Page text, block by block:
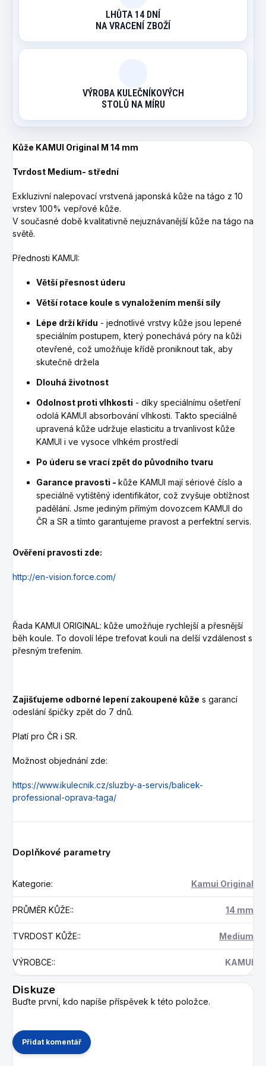
LHŮTA 14 DNÍ
NA VRACENÍ ZBOŽÍ
VÝROBA KULEČNÍKOVÝCH
STOLŮ NA MÍRU
Kůže KAMUI Original M 14 mm
Tvrdost Medium- střední
Exkluzivní nalepovací vrstvená japonská kůže na tágo z 10
vrstev 100% vepřové kůže.
V současné době kvalitativně nejuznávanější kůže na tágo na
světě.
Přednosti KAMUI:
Větší přesnost úderu
Větší rotace koule s vynaložením menší síly
Lépe drží křídu - jednotlivé vrstvy kůže jsou lepené
speciálním postupem, který ponechává póry na kůži
otevřené, což umožňuje křídě proniknout tak, aby
skutečně držela
Dlouhá životnost
Odolnost proti vlhkosti - díky speciálnímu ošetření
odolá KAMUI absorbování vlhkosti. Takto speciálně
upravená kůže udržuje elasticitu a trvanlivost kůže
KAMUI i ve vysoce vlhkém prostředí
Po úderu se vrací zpět do původního tvaru
Garance pravosti - kůže KAMUI mají sériové číslo a
speciálně vytištěný identifikátor, což zvyšuje obtížnost
padělání. Jsme jediným přímým dovozcem KAMUI do
ČR a SR a tímto garantujeme pravost a perfektní servis.
Ověření pravosti zde:
http://en-vision.force.com/
Řada KAMUI ORIGINAL: kůže umožňuje rychlejší a přesnější
běh koule. To dovolí lépe trefovat kouli na delší vzdálenost s
přesným trefením.
Zajišťujeme odborné lepení zakoupené kůže s garancí
odeslání špičky zpět do 7 dnů.
Platí pro ČR i SR.
Možnost objednání zde:
https://www.ikulecnik.cz/sluzby-a-servis/balicek-
professional-oprava-taga/
Doplňkové parametry
Kategorie: Kamui Original
PRŮMĚR KŮŽE:: 14 mm
TVRDOST KŮŽE:: Medium
VÝROBCE:: KAMUI
Diskuze
Buďte první, kdo napíše příspěvek k této položce.
Přidat komentář